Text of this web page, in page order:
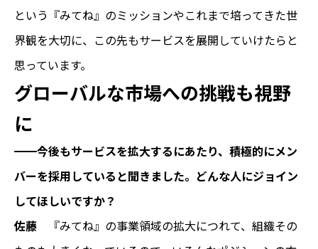
という『みてね』のミッションやこれまで培ってきた世
界観を大切に、この先もサービスを展開していけたらと
思っています。
グローバルな市場への挑戦も視野
に
━━今後もサービスを拡大するにあたり、積極的にメン
バーを採用していると聞きました。どんな人にジョイン
してほしいですか？
佐藤 『みてね』の事業領域の拡大につれて、組織その